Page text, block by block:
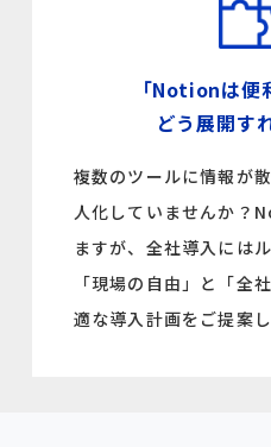
「Notionは便
どう展開す
複数のツールに情報が
人化していませんか？
ますが、全社導入には
「現場の自由」と「全
適な導入計画をご提案し